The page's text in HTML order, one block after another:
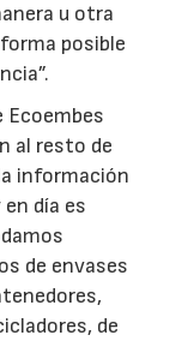
u otra
posible
Ecoembes
al resto de
información
día es
de envases
de